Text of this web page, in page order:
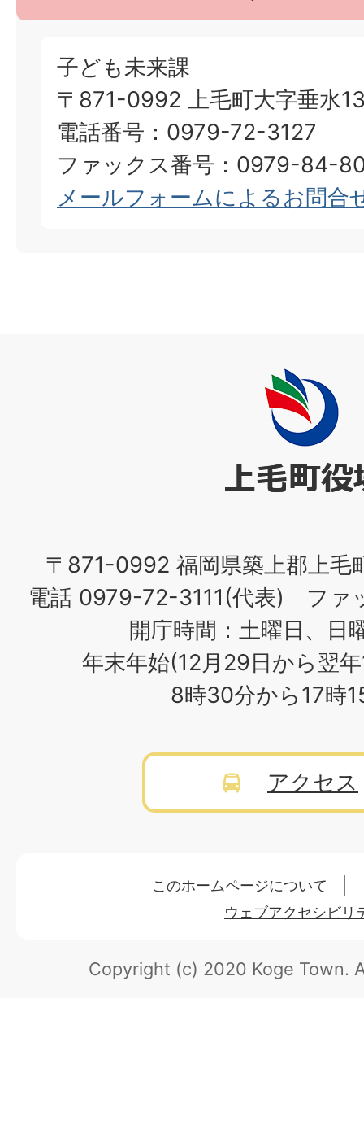
子ども未来課
〒871-0992 上毛町大字垂水
電話番号：0979-72-3127
ファックス番号：0979-84-
メールフォームによるお問合
〒871-0992 福岡県築上郡上毛
電話 0979-72-3111(代表) ファ
開庁時間：土曜日、日
年末年始(12月29日から翌
8時30分から17時
アクセス
このホームページについて
ウェブアクセシビリ
Copyright (c) 2020 Koge Town.